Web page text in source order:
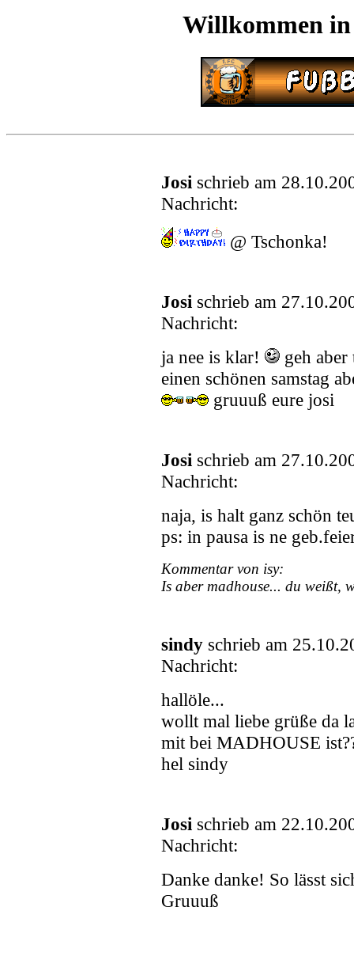
Willkommen
Josi schrieb am
Nachricht:
@ Tschonka!
Josi schrieb am
Nachricht:
ja nee is klar!
geh
einen schönen samstag
gruuuß eure josi
Josi schrieb am
Nachricht:
naja, is halt ganz schön
ps: in pausa is ne
Kommentar von isy:
Is aber madhouse... du weißt,
sindy schrieb am
Nachricht:
hallöle...
wollt mal liebe grüße da
mit bei MADHOUSE
hel sindy
Josi schrieb am
Nachricht:
Danke danke! So lässt
Gruuuß